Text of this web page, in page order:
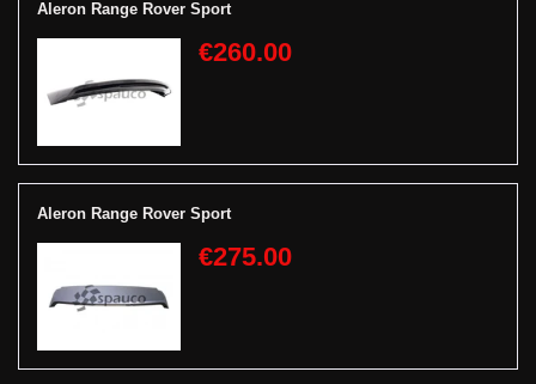
Aleron Range Rover Sport
€260.00
Aleron Range Rover Sport
€275.00